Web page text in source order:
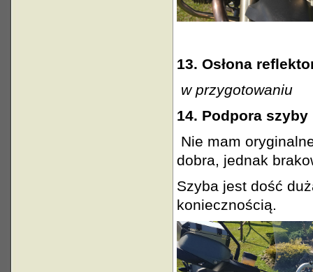
13. Osłona
w przygotowaniu
14. Podpora
Nie mam
dobra, jednak
Szyba jest dość
koniecznością.